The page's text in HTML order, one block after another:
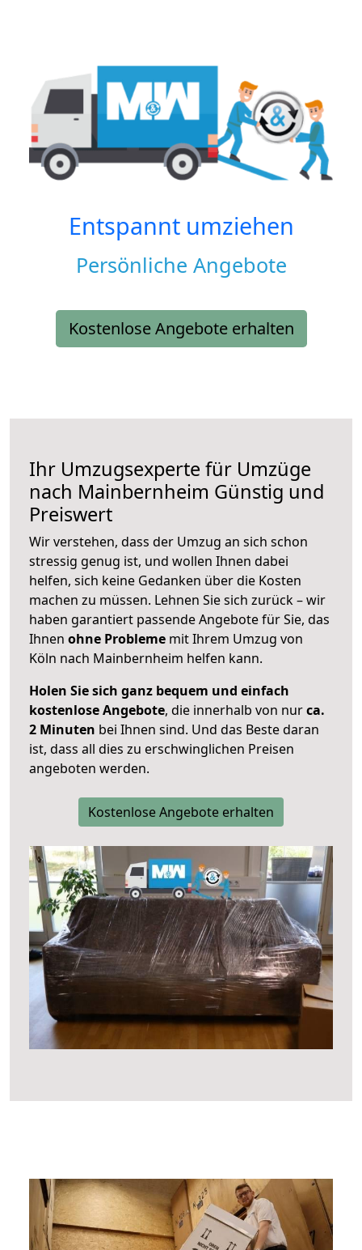
Entspannt umziehen
Persönliche Angebote
Kostenlose Angebote erhalten
Ihr Umzugsexperte für Umzüge
nach Mainbernheim Günstig und
Preiswert
Wir verstehen, dass der Umzug an sich schon
stressig genug ist, und wollen Ihnen dabei
helfen, sich keine Gedanken über die Kosten
machen zu müssen. Lehnen Sie sich zurück – wir
haben garantiert passende Angebote für Sie, das
Ihnen ohne Probleme mit Ihrem Umzug von
Köln nach Mainbernheim helfen kann.
Holen Sie sich ganz bequem und einfach
kostenlose Angebote, die innerhalb von nurca.
2 Minuten bei Ihnen sind. Und das Beste daran
ist, dass all dies zu erschwinglichen Preisen
angeboten werden.
Kostenlose Angebote erhalten